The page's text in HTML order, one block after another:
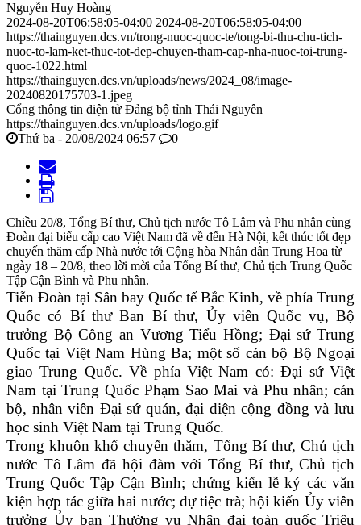
Nguyễn Huy Hoàng
2024-08-20T06:58:05-04:00 2024-08-20T06:58:05-04:00
https://thainguyen.dcs.vn/trong-nuoc-quoc-te/tong-bi-thu-chu-tich-
nuoc-to-lam-ket-thuc-tot-dep-chuyen-tham-cap-nha-nuoc-toi-trung-
quoc-1022.html
https://thainguyen.dcs.vn/uploads/news/2024_08/image-
20240820175703-1.jpeg
Cổng thông tin điện tử Đảng bộ tỉnh Thái Nguyên
https://thainguyen.dcs.vn/uploads/logo.gif
Thứ ba - 20/08/2024 06:57
0
Chiều 20/8, Tổng Bí thư, Chủ tịch nước Tô Lâm và Phu nhân cùng
Đoàn đại biểu cấp cao Việt Nam đã về đến Hà Nội, kết thúc tốt đẹp
chuyến thăm cấp Nhà nước tới Cộng hòa Nhân dân Trung Hoa từ
ngày 18 – 20/8, theo lời mời của Tổng Bí thư, Chủ tịch Trung Quốc
Tập Cận Bình và Phu nhân.
Tiễn Đoàn tại Sân bay Quốc tế Bắc Kinh, về phía Trung
Quốc có Bí thư Ban Bí thư, Ủy viên Quốc vụ, Bộ
trưởng Bộ Công an Vương Tiểu Hồng; Đại sứ Trung
Quốc tại Việt Nam Hùng Ba; một số cán bộ Bộ Ngoại
giao Trung Quốc.Về phía Việt Nam có: Đại sứ Việt
Nam tại Trung Quốc Phạm Sao Mai và Phu nhân; cán
bộ, nhân viên Đại sứ quán, đại diện cộng đồng và lưu
học sinh Việt Nam tại Trung Quốc.
Trong khuôn khổ chuyến thăm, Tổng Bí thư, Chủ tịch
nước Tô Lâm đã hội đàm với Tổng Bí thư, Chủ tịch
Trung Quốc Tập Cận Bình; chứng kiến lễ ký các văn
kiện hợp tác giữa hai nước; dự tiệc trà; hội kiến Ủy viên
trưởng Ủy ban Thường vụ Nhân đại toàn quốc Triệu